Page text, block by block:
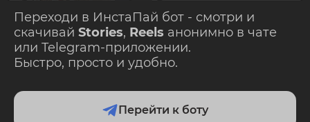
Переходи в ИнстаПай бот - смотри и
скачивай Stories, Reels анонимно в чате
или Telegram-приложении.
Быстро, просто и удобно.
Перейти к боту